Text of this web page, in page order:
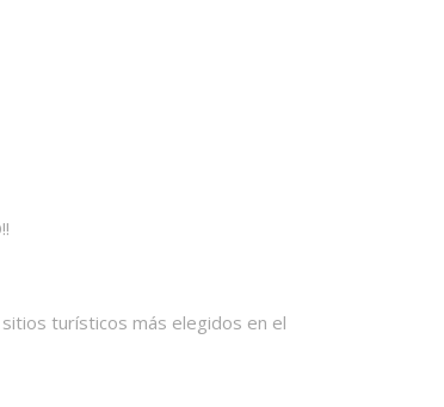
turísticos más elegidos en el